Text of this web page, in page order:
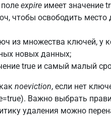
expire имеет значение
чтобы освободить место
из множества ключей, у
новых данных;
true и самый малый
noeviction, если нет
Важно выбрать
удаления можно